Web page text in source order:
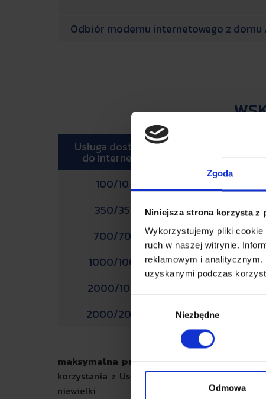
Zgoda
Niniejsza strona korzysta z
Wykorzystujemy pliki cookie
ruch w naszej witrynie.
reklamowym i
uzyskanymi podczas
Niezbędne
Odmowa
Odbiór modemu internetowego z domu
Usługa dostępu
do Internetu wysyłania/
100/10
350/35
700/70
1000/100
2000/100
2000/200
maksymalna prędkośćjest to najwyższa
korzystania z Usługi - nie rzadziej niż raz na
niewielki